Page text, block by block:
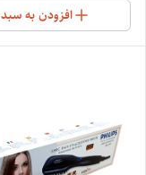
افزودن به سبد